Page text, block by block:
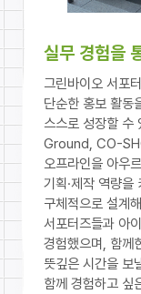
실무 경험을
그린바이오 서포
단순한 홍보 활동
스스로 성장할 수
Ground, CO-
오프라인을 아우
기획·제작 역량을
구체적으로 설계
서포터즈들과 아
경험했으며, 함께
뜻깊은 시간을 보
함께 경험하고 싶